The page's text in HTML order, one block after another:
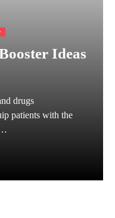
Ideas
drugs
patients with the